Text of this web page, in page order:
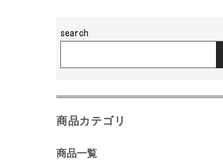
商品カテゴリ
商品一覧